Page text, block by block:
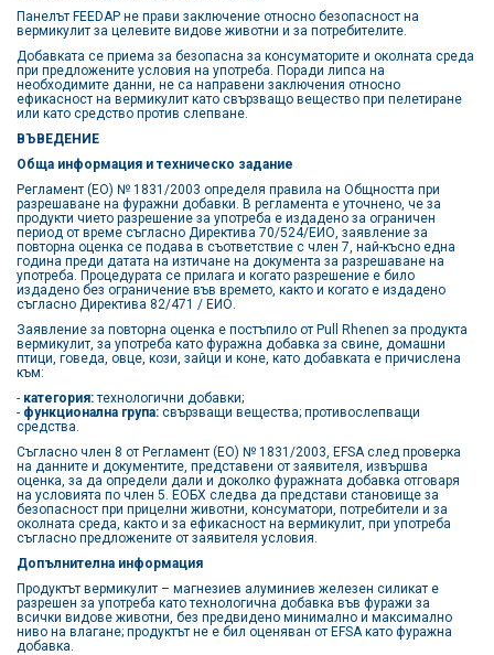
Панелът FEEDAP не прави заключение относно безопасност на
вермикулит за целевите видове животни и за потребителите.
Добавката се приема за безопасна за консуматорите и околната среда
при предложените условия на употреба. Поради липса на
необходимите данни, не са направени заключения относно
ефикасност на вермикулит като свързващо вещество при пелетиране
или като средство против слепване.
ВЪВЕДЕНИЕ
Обща информация и техническо задание
Регламент (ЕО) № 1831/2003 определя правила на Общността при
разрешаване на фуражни добавки. В регламента е уточнено, че за
продукти чието разрешение за употреба е издадено за ограничен
период от време съгласно Директива 70/524/ЕИО, заявление за
повторна оценка се подава в съответствие с член 7, най-късно една
година преди датата на изтичане на документа за разрешаване на
употреба. Процедурата се прилага и когато разрешение е било
издадено без ограничение във времето, както и когато е издадено
съгласно Директива 82/471 / ЕИО.
Заявление за повторна оценка е постъпило от Pull Rhenen за продукта
вермикулит, за употреба като фуражна добавка за свине, домашни
птици, говеда, овце, кози, зайци и коне, като добавката е причислена
към:
- категория:технологични добавки;
- функционална група: свързващи вещества; противослепващи
средства.
Съгласно член 8 от Регламент (ЕО) № 1831/2003, EFSA след проверка
на данните и документите, представени от заявителя, извършва
оценка, за да определи дали и доколко фуражната добавка отговаря
на условията по член 5. ЕОБХ следва да представи становище за
безопасност при прицелни животни, консуматори, потребители и за
околната среда, както и за ефикасност на вермикулит, при употреба
съгласно предложените от заявителя условия.
Допълнителна информация
Продуктът вермикулит – магнезиев алуминиев железен силикат е
разрешен за употреба като технологична добавка във фуражи за
всички видове животни, без предвидено минимално и максимално
ниво на влагане; продуктът не е бил оценяван от EFSA като фуражна
добавка.